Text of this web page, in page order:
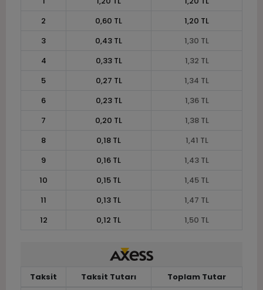
2
0,60 TL
1,20 TL
3
0,43 TL
1,30 TL
4
0,33 TL
1,32 TL
5
0,27 TL
1,34 TL
6
0,23 TL
1,36 TL
7
0,20 TL
1,38 TL
8
0,18 TL
1,41 TL
9
0,16 TL
1,43 TL
10
0,15 TL
1,45 TL
11
0,13 TL
1,47 TL
12
0,12 TL 1,50 TL
Taksit Taksit Tutarı
Toplam Tutar